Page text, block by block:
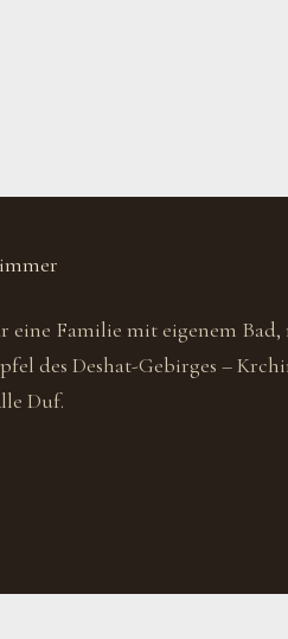
eine Familie mit eigenem
des Deshat-Gebirges –
Duf.